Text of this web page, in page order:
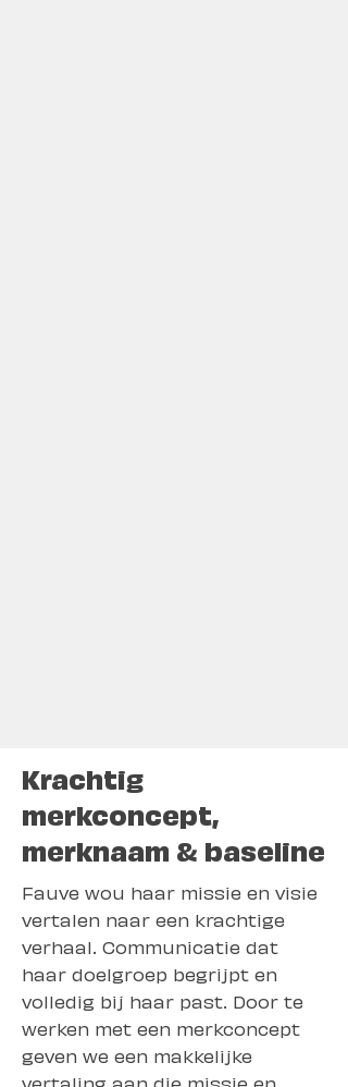
Krachtig
merkconcept,
merknaam & baseline
Fauve wou haar missie en visie
vertalen naar een krachtige
verhaal. Communicatie dat
haar doelgroep begrijpt en
volledig bij haar past. Door te
werken met een merkconcept
geven we een makkelijke
vertaling aan die missie en